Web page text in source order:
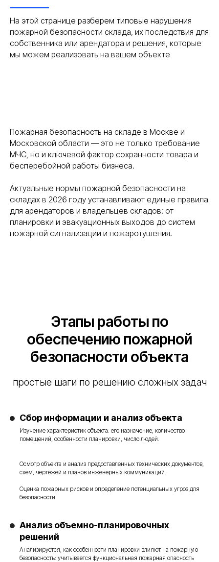
На этой странице разберем типовые нарушения
пожарной безопасности склада, их последствия для
собственника или арендатора и решения, которые
мы можем реализовать на вашем объекте
Пожарная безопасность на складе в Москве и
Московской области — это не только требование
МЧС, но и ключевой фактор сохранности товара и
бесперебойной работы бизнеса.
Актуальные нормы пожарной безопасности на
складах в 2026 году устанавливают единые правила
для арендаторов и владельцев складов: от
планировки и эвакуационных выходов до систем
пожарной сигнализации и пожаротушения.
Этапы работы по
обеспечению пожарной
безопасности объекта
простые шаги по решению сложных задач
Сбор информации и анализ объекта
Изучение характеристик объекта: его назначение, количество
помещений, особенности планировки, число людей.
Осмотр объекта и анализ предоставленных технических документов,
схем, чертежей и планов инженерных коммуникаций.
Оценка пожарных рисков и определение потенциальных угроз для
безопасности
Анализ объемно-планировочных
решений
Анализируется, как особенности планировки влияют на пожарную
безопасность: учитывается функциональная пожарная опасность